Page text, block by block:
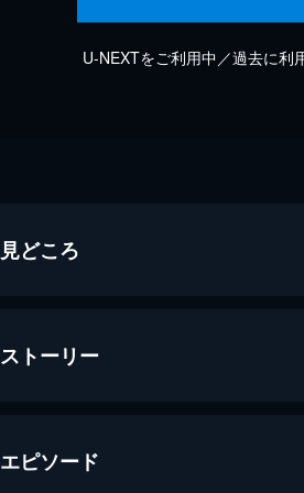
U-NEXTをご利用中／過去に利
見どころ
ストーリー
エピソード